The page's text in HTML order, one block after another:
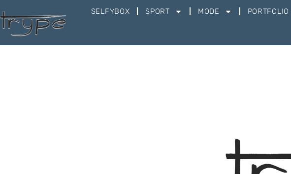
SELFYBOX SPORT MODE PORTFOLIO